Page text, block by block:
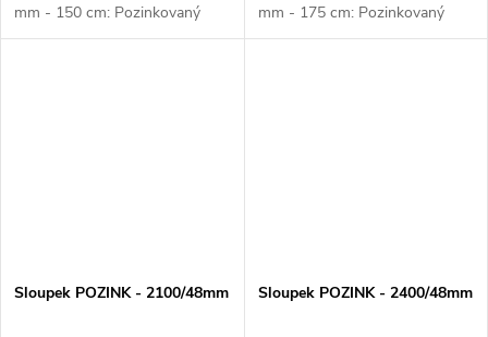
mm - 150 cm: Pozinkovaný
kulatý plotový sloupek průměru
mm - 175 cm: Pozinkovaný
kulatý plotový sloupek průměru
Sloupek POZINK - 2100/48mm Sloupek POZINK - 2400/48mm